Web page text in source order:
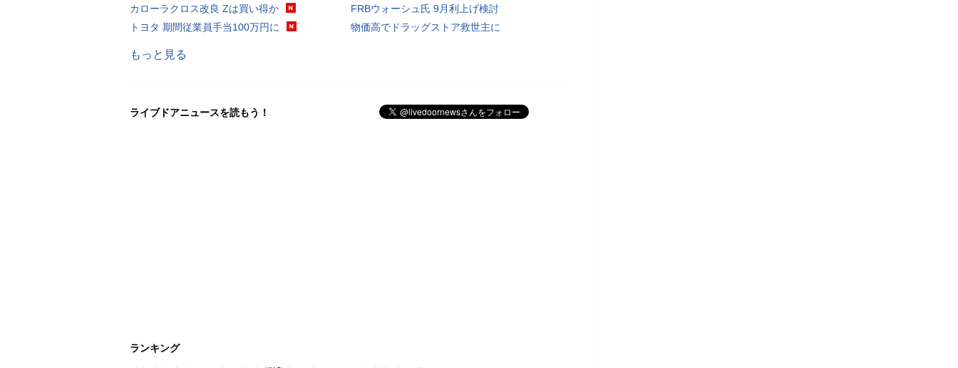
カローラクロス改良 Zは買い得か
トヨタ 期間従業員手当100万円に
FRBウォーシュ氏 9月利上げ検討
物価高でドラッグストア救世主に
もっと見る
ライブドアニュースを読もう！
ランキング